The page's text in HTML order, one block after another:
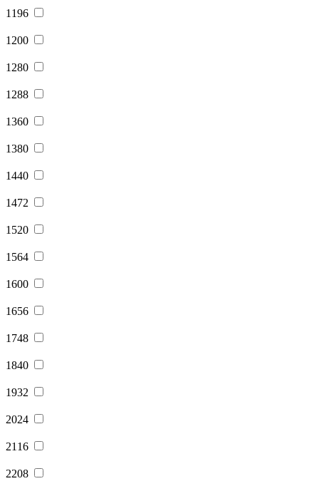
1196
1200
1280
1288
1360
1380
1440
1472
1520
1564
1600
1656
1748
1840
1932
2024
2116
2208